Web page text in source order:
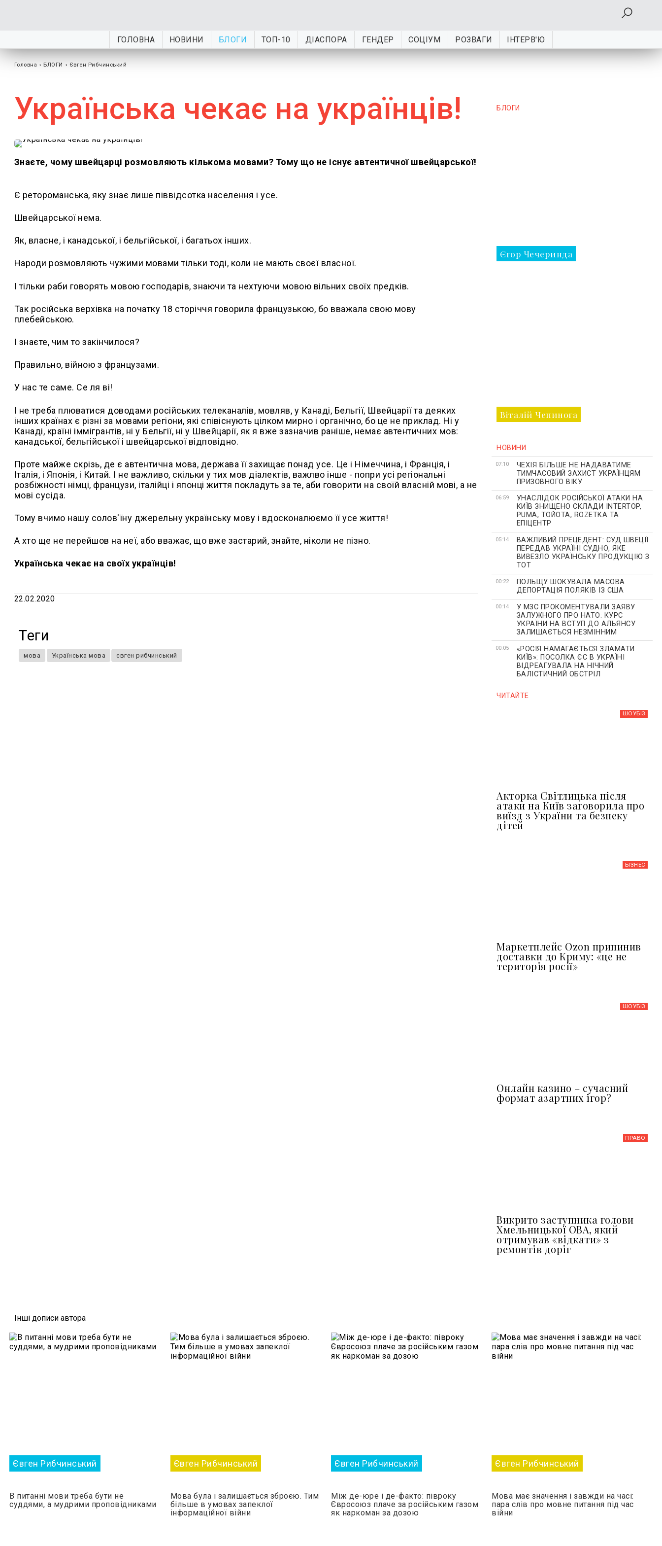
ГОЛОВНА НОВИНИ БЛОГИ ТОП-10 ДІАСПОРА ГЕНДЕР СОЦІУМ РОЗВАГИ ІНТЕРВ'Ю
Головна › БЛОГИ › Євген Рибчинський
Українська чекає на українців!
Знаєте, чому швейцарці розмовляють кількома мовами? Тому що не існує автентичної швейцарської!
Є ретороманська, яку знає лише піввідсотка населення і усе.
Швейцарської нема.
Як, власне, і канадської, і бельгійської, і багатьох інших.
Народи розмовляють чужими мовами тільки тоді, коли не мають своєї власної.
І тільки раби говорять мовою господарів, знаючи та нехтуючи мовою вільних своїх предків.
Так російська верхівка на початку 18 сторіччя говорила французькою, бо вважала свою мову
плебейською.
І знаєте, чим то закінчилося?
Правильно, війною з французами.
У нас те саме. Се ля ві!
І не треба плюватися доводами російських телеканалів, мовляв, у Канаді, Бельгії, Швейцарії та деяких
інших країнах є різні за мовами регіони, які співіснують цілком мирно і органічно, бо це не приклад. Ні у
Канаді, країні іммігрантів, ні у Бельгії, ні у Швейцарії, як я вже зазначив раніше, немає автентичних мов:
канадської, бельгійської і швейцарської відповідно.
Проте майже скрізь, де є автентична мова, держава її захищає понад усе. Це і Німеччина, і Франція, і
Італія, і Японія, і Китай. І не важливо, скільки у тих мов діалектів, важлво інше - попри усі регіональні
розбіжності німці, французи, італійці і японці життя покладуть за те, аби говорити на своїй власній мові, а не
мові сусіда.
Тому вчимо нашу солов'їну джерельну українську мову і вдосконалюємо її усе життя!
А хто ще не перейшов на неї, або вважає, що вже застарий, знайте, ніколи не пізно.
Українська чекає на своїх українців!
22.02.2020
Теги
мова Українська мова євген рибчинський
БЛОГИ
Єгор Чечеринда
Віталій Чепинога
НОВИНИ
07:10
ЧЕХІЯ БІЛЬШЕ НЕ НАДАВАТИМЕ
ТИМЧАСОВИЙ ЗАХИСТ УКРАЇНЦЯМ
ПРИЗОВНОГО ВІКУ
06:59
УНАСЛІДОК РОСІЙСЬКОЇ АТАКИ НА
КИЇВ ЗНИЩЕНО СКЛАДИ INTERTOP,
PUMA, ТОЙОТА, ROZETKA ТА
ЕПІЦЕНТР
05:14
ВАЖЛИВИЙ ПРЕЦЕДЕНТ: СУД ШВЕЦІЇ
ПЕРЕДАВ УКРАЇНІ СУДНО, ЯКЕ
ВИВЕЗЛО УКРАЇНСЬКУ ПРОДУКЦІЮ З
ТОТ
00:22
ПОЛЬЩУ ШОКУВАЛА МАСОВА
ДЕПОРТАЦІЯ ПОЛЯКІВ ІЗ США
00:14
У МЗС ПРОКОМЕНТУВАЛИ ЗАЯВУ
ЗАЛУЖНОГО ПРО НАТО: КУРС
УКРАЇНИ НА ВСТУП ДО АЛЬЯНСУ
ЗАЛИШАЄТЬСЯ НЕЗМІННИМ
00:05
«РОСІЯ НАМАГАЄТЬСЯ ЗЛАМАТИ
КИЇВ»: ПОСОЛКА ЄС В УКРАЇНІ
ВІДРЕАГУВАЛА НА НІЧНИЙ
БАЛІСТИЧНИЙ ОБСТРІЛ
ЧИТАЙТЕ
ШОУБIЗ
Акторка Світлицька після
атаки на Київ заговорила про
виїзд з України та безпеку
дітей
БІЗНЕС
Маркетплейс Ozon припинив
доставки до Криму: «це не
територія росії»
ШОУБIЗ
Онлайн казино – сучасний
формат азартних ігор?
ПРАВО
Викрито заступника голови
Хмельницької ОВА, який
отримував «відкати» з
ремонтів доріг
Iншi дописи автора
Євген Рибчинський
В питанні мови треба бути не
суддями, а мудрими проповідниками
Євген Рибчинський
Мова була і залишається зброєю. Тим
більше в умовах запеклої
інформаційної війни
Євген Рибчинський
Між де-юре і де-факто: півроку
Євросоюз плаче за російським газом
як наркоман за дозою
Євген Рибчинський
Мова має значення і завжди на часі:
пара слів про мовне питання під час
війни